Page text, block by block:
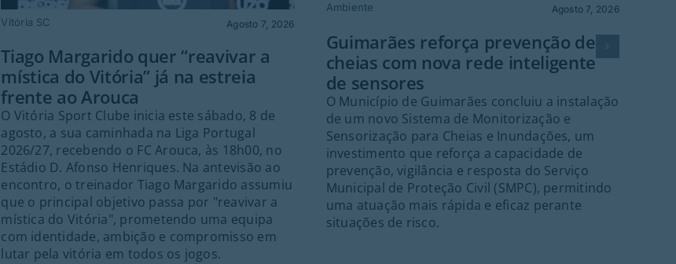
Vitória SC Agosto 7, 2026
Tiago Margarido quer “reavivar a
mística do Vitória” já na estreia
frente ao Arouca
O Vitória Sport Clube inicia este sábado, 8 de
agosto, a sua caminhada na Liga Portugal
2026/27, recebendo o FC Arouca, às 18h00, no
Estádio D. Afonso Henriques. Na antevisão ao
encontro, o treinador Tiago Margarido assumiu
que o principal objetivo passa por "reavivar a
mística do Vitória", prometendo uma equipa
com identidade, ambição e compromisso em
lutar pela vitória em todos os jogos.
Ambiente Agosto 7, 2026
Guimarães reforça prevenção de
cheias com nova rede inteligente
de sensores
O Município de Guimarães concluiu a instalação
de um novo Sistema de Monitorização e
Sensorização para Cheias e Inundações, um
investimento que reforça a capacidade de
prevenção, vigilância e resposta do Serviço
Municipal de Proteção Civil (SMPC), permitindo
uma atuação mais rápida e eficaz perante
situações de risco.